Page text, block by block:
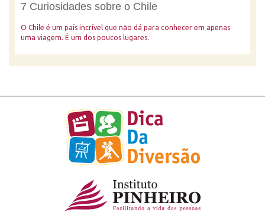
7 Curiosidades sobre o Chile
O Chile é um país incrível que não dá para conhecer em apenas
uma viagem. É um dos poucos lugares.